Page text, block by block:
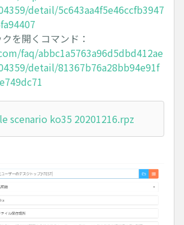
detail/5c643aa4f5e46ccfb3947
を開くコマンド：
faq/abbc1a5763a96d5dbd412ae
detail/81367b76a28bb94e91f
scenario ko35 20201216.rpz